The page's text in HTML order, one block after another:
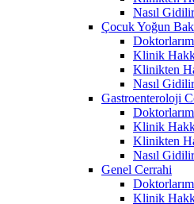
Nasıl Gidilir
Çocuk Yoğun
Klinik
Klinikten
Nasıl Gidilir
Gastroenteroloji
Klinik
Klinikten
Nasıl Gidilir
Genel Cerrahi
Klinik